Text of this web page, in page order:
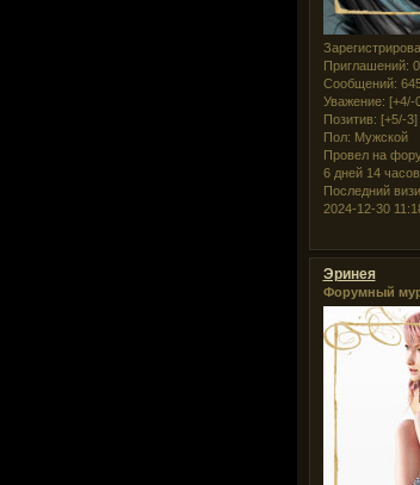
Приглашений: 0
Сообщений:
Уважение: [+4/-
Позитив: [+5/-3]
Пол: Мужской
Провел на
6 дней 14 часов
Последний
2024-12-30
Эринея
Форумный